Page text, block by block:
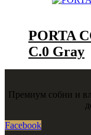
PORTA
C.0 Gray
Премиум собни и
Facebook